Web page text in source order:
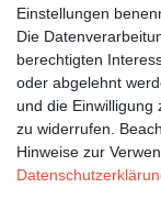
Hiermit bestätige ich,
Einwilligung kann ich
Einstellungen
Die
berechtigten
oder abgelehnt
und die
zu widerrufen.
Hinweise zur